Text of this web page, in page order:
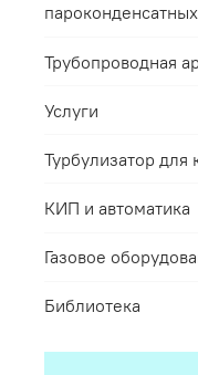
Трубопроводная
Услуги
Турбулизатор для
КИП и автоматика
Газовое
Библиотека